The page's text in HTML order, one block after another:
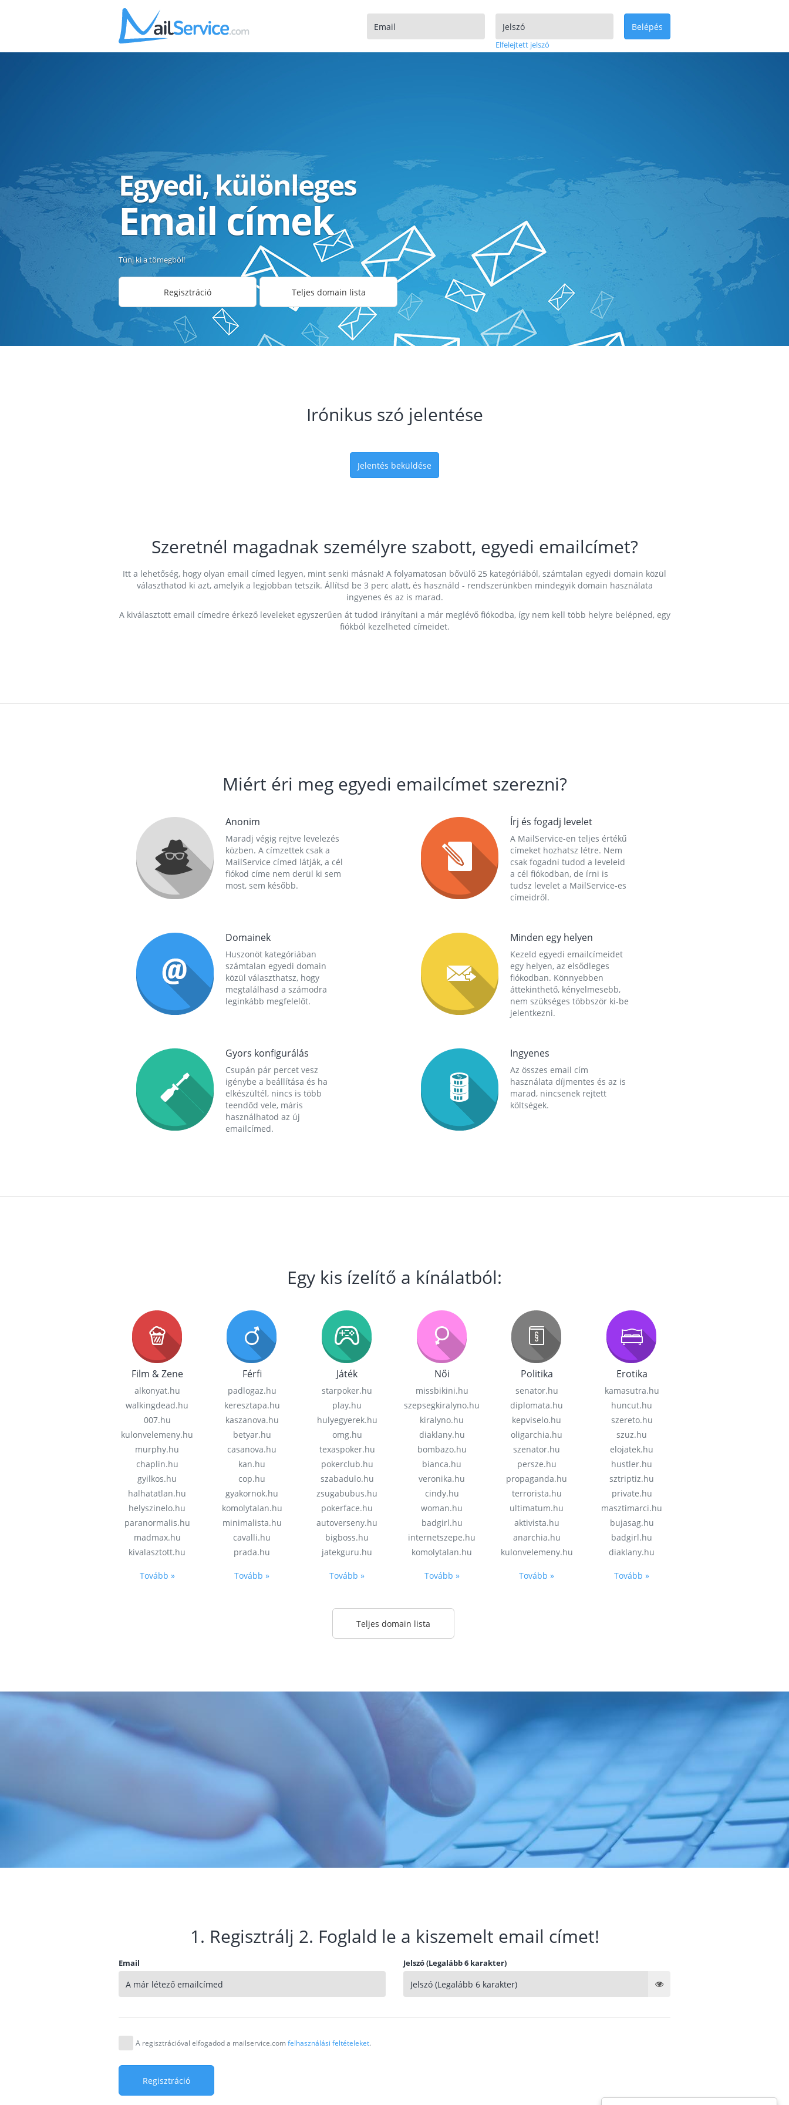
Elfelejtett jelszó
Belépés
Egyedi, különleges
Email címek
Tűnj ki a tömegből!
Regisztráció Teljes domain lista
Irónikus szó jelentése
Jelentés beküldése
Szeretnél magadnak személyre szabott, egyedi emailcímet?
Itt a lehetőség, hogy olyan email címed legyen, mint senki másnak! A folyamatosan bővülő 25 kategóriából, számtalan egyedi domain közül
választhatod ki azt, amelyik a legjobban tetszik. Állítsd be 3 perc alatt, és használd - rendszerünkben mindegyik domain használata
ingyenes és az is marad.
A kiválasztott email címedre érkező leveleket egyszerűen át tudod irányítani a már meglévő fiókodba, így nem kell több helyre belépned, egy
fiókból kezelheted címeidet.
Miért éri meg egyedi emailcímet szerezni?
Anonim
Maradj végig rejtve levelezés
közben. A címzettek csak a
MailService címed látják, a cél
fiókod címe nem derül ki sem
most, sem később.
Írj és fogadj levelet
A MailService-en teljes értékű
címeket hozhatsz létre. Nem
csak fogadni tudod a leveleid
a cél fiókodban, de írni is
tudsz levelet a MailService-es
címeidről.
Domainek
Huszonöt kategóriában
számtalan egyedi domain
közül választhatsz, hogy
megtalálhasd a számodra
leginkább megfelelőt.
Minden egy helyen
Kezeld egyedi emailcímeidet
egy helyen, az elsődleges
fiókodban. Könnyebben
áttekinthető, kényelmesebb,
nem szükséges többször ki-be
jelentkezni.
Gyors konfigurálás
Csupán pár percet vesz
igénybe a beállítása és ha
elkészültél, nincs is több
teendőd vele, máris
használhatod az új
emailcímed.
Ingyenes
Az összes email cím
használata díjmentes és az is
marad, nincsenek rejtett
költségek.
Egy kis ízelítő a kínálatból:
Film & Zene
alkonyat.hu
walkingdead.hu
007.hu
kulonvelemeny.hu
murphy.hu
chaplin.hu
gyilkos.hu
halhatatlan.hu
helyszinelo.hu
paranormalis.hu
madmax.hu
kivalasztott.hu
Tovább »
Férfi
padlogaz.hu
keresztapa.hu
kaszanova.hu
betyar.hu
casanova.hu
kan.hu
cop.hu
gyakornok.hu
komolytalan.hu
minimalista.hu
cavalli.hu
prada.hu
Tovább »
Játék
starpoker.hu
play.hu
hulyegyerek.hu
omg.hu
texaspoker.hu
pokerclub.hu
szabadulo.hu
zsugabubus.hu
pokerface.hu
autoverseny.hu
bigboss.hu
jatekguru.hu
Tovább »
Női
missbikini.hu
szepsegkiralyno.hu
kiralyno.hu
diaklany.hu
bombazo.hu
bianca.hu
veronika.hu
cindy.hu
woman.hu
badgirl.hu
internetszepe.hu
komolytalan.hu
Tovább »
Politika
senator.hu
diplomata.hu
kepviselo.hu
oligarchia.hu
szenator.hu
persze.hu
propaganda.hu
terrorista.hu
ultimatum.hu
aktivista.hu
anarchia.hu
kulonvelemeny.hu
Tovább »
Erotika
kamasutra.hu
huncut.hu
szereto.hu
szuz.hu
elojatek.hu
hustler.hu
sztriptiz.hu
private.hu
masztimarci.hu
bujasag.hu
badgirl.hu
diaklany.hu
Tovább »
Teljes domain lista
1. Regisztrálj 2. Foglald le a kiszemelt email címet!
Email Jelszó (Legalább 6 karakter)
A regisztrációval elfogadod a mailservice.comfelhasználási feltételeket.
Regisztráció